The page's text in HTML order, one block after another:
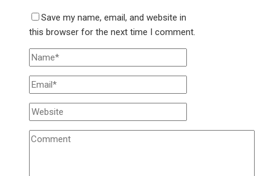
Save my name, email, and website in
this browser for the next time I comment.